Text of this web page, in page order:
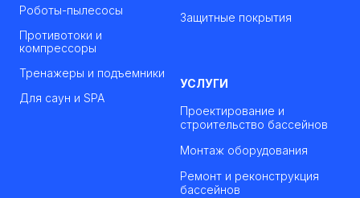
Роботы-пылесосы
Противотоки и
компрессоры
Тренажеры и подъемники
Для саун и SPA
Защитные покрытия
УСЛУГИ
Проектирование и
строительство бассейнов
Монтаж оборудования
Ремонт и реконструкция
бассейнов